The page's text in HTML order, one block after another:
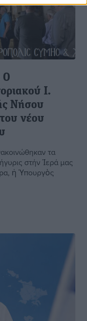
Ο
Ι.
Νήσου
νέου
τα
στήν Ἱερά μας
ἡ Ὑπουργὸς